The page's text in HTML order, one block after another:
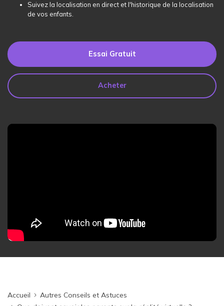
FamiSafe pour Écoles
Essai Gratuit
Blocage d'Apps
Lire Plus>
Guide FamiSafe
Suivez la localisation en direct et l'historique de la localisation
de vos enfants.
Essai Gratuit
Acheter
Accueil
Autres Conseils et Astuces